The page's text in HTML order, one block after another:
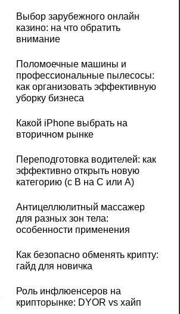
Выбор зарубежного онлайн
казино: на что обратить
внимание
Поломоечные машины и
профессиональные пылесосы:
как организовать эффективную
уборку бизнеса
Какой iPhone выбрать на
вторичном рынке
Переподготовка водителей: как
эффективно открыть новую
категорию (с B на C или А)
Антицеллюлитный массажер
для разных зон тела:
особенности применения
Как безопасно обменять крипту:
гайд для новичка
Роль инфлюенсеров на
крипторынке: DYOR vs хайп